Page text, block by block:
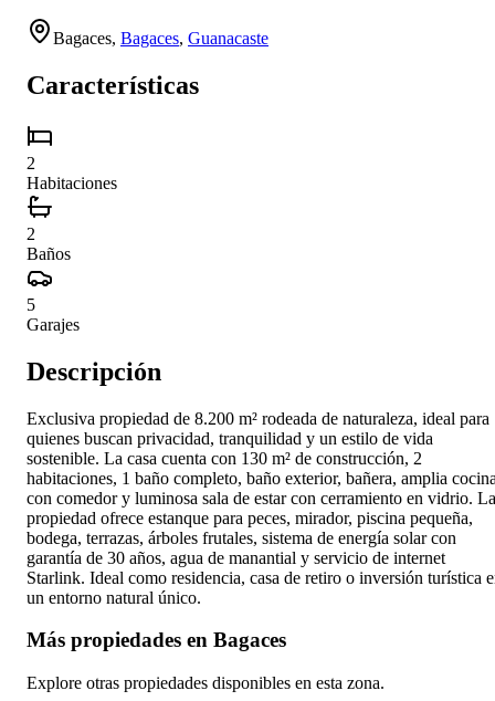
Bagaces, Bagaces, Guanacaste
Características
2
Habitaciones
2
Baños
5
Garajes
Descripción
Exclusiva propiedad de 8.200 m² rodeada de naturaleza, ideal para
quienes buscan privacidad, tranquilidad y un estilo de vida
sostenible. La casa cuenta con 130 m² de construcción, 2
habitaciones, 1 baño completo, baño exterior, bañera, amplia
con comedor y luminosa sala de estar con cerramiento en vidrio. La
propiedad ofrece estanque para peces, mirador, piscina pequeña,
bodega, terrazas, árboles frutales, sistema de energía solar con
garantía de 30 años, agua de manantial y servicio de internet
Starlink. Ideal como residencia, casa de retiro o inversión turística
un entorno natural único.
Más propiedades en Bagaces
Explore otras propiedades disponibles en esta zona.